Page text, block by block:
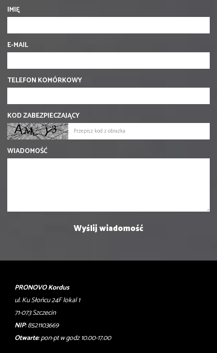
IMIĘ
E-MAIL
TELEFON KOMÓRKOWY
KOD ZABEZPIECZAJĄCY
WIADOMOŚĆ
PRONOVO Kordus
ul. Ku Słońcu 24F lokal 1
71-073 Szczecin
NIP: 8521103669
Otwarte: pon-pt w godz 10.00-17.00